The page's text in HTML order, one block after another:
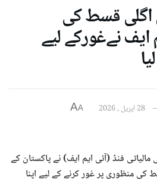
اگلی قسط کی
ایف نےغورکے لیے
28 اپریل , 2026 A
A
مالیاتی فنڈ (آئی ایم ایف) نے پاکستان کے
قسط کی منظوری پر غور کرنے کے لیے اپنا